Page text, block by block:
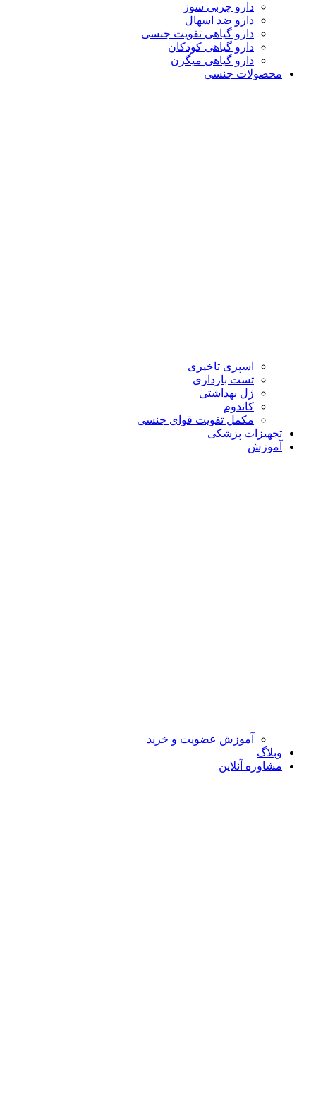
دارو چربی سوز
دارو ضد اسهال
دارو گیاهی تقویت جنسی
دارو گیاهی کودکان
دارو گیاهی میگرن
محصولات جنسی
اسپری تاخیری
تست بارداری
ژل بهداشتی
کاندوم
مکمل تقویت قوای جنسی
تجهیزات پزشکی
آموزش
آموزش عضویت و خرید
وبلاگ
مشاوره آنلاین